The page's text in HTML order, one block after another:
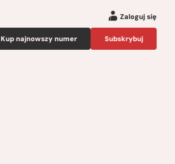
Zaloguj się
Kup najnowszy numer Subskrybuj